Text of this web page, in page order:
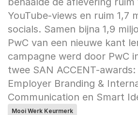
YouTube-views en ruim 1,7
socials. Samen bijna 1,9
PwC van een nieuwe kant
campagne werd door PwC
twee SAN ACCENT-
Employer Branding &
Communication en Smart
Mooi Werk Keurmerk